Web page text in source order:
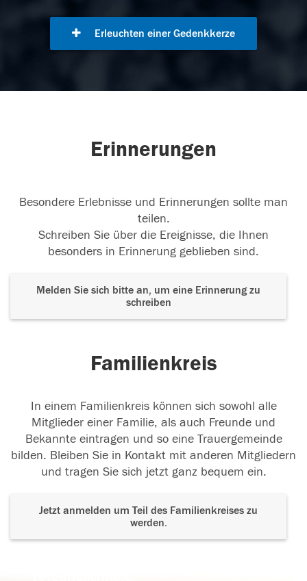
Erleuchten einer Gedenkkerze
Erinnerungen
Besondere Erlebnisse und Erinnerungen sollte man
teilen.
Schreiben Sie über die Ereignisse, die Ihnen
besonders in Erinnerung geblieben sind.
Melden Sie sich bitte an, um eine Erinnerung zu
schreiben
Familienkreis
In einem Familienkreis können sich sowohl alle
Mitglieder einer Familie, als auch Freunde und
Bekannte eintragen und so eine Trauergemeinde
bilden. Bleiben Sie in Kontakt mit anderen Mitgliedern
und tragen Sie sich jetzt ganz bequem ein.
Jetzt anmelden um Teil des Familienkreises zu
werden.